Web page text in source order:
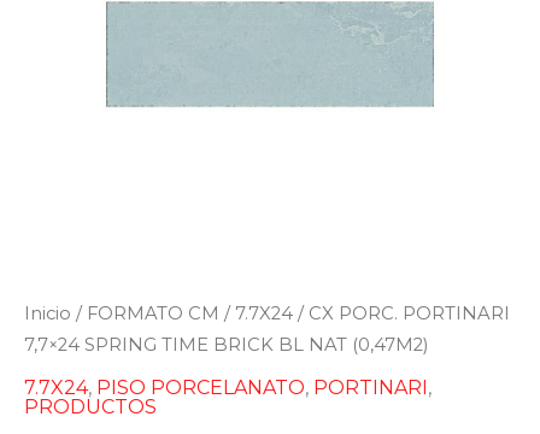
Inicio / FORMATO CM / 7.7X24 / CX PORC. PORTINARI
7,7×24 SPRING TIME BRICK BL NAT (0,47M2)
7.7X24, PISO PORCELANATO, PORTINARI,
PRODUCTOS